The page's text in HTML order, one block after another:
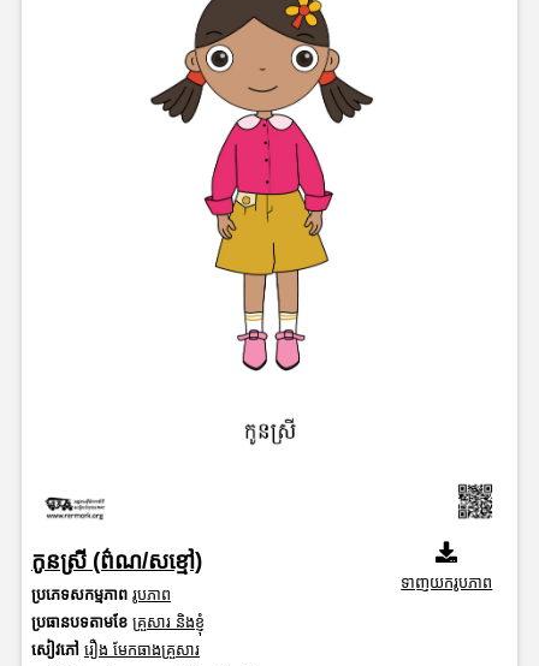
កូនស្រី (ព៌ណ/សខ្មៅ)
ប្រភេទសកម្មភាព រូបភាព
ប្រធានបទតាមខែ គ្រួសារ និងខ្ញុំ
សៀវភៅ រឿង មែកធាងគ្រួសារ
ទាញយករូបភាព